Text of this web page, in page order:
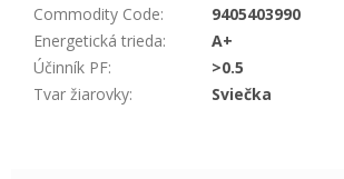
Commodity Code:
9405403990
Energetická trieda:
A+
Účinník PF:
>0.5
Tvar žiarovky: Sviečka